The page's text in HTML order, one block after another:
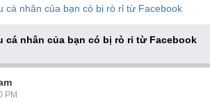
cá nhân của bạn có bị rò rỉ từ Facebook
lồ được tiết..
PM